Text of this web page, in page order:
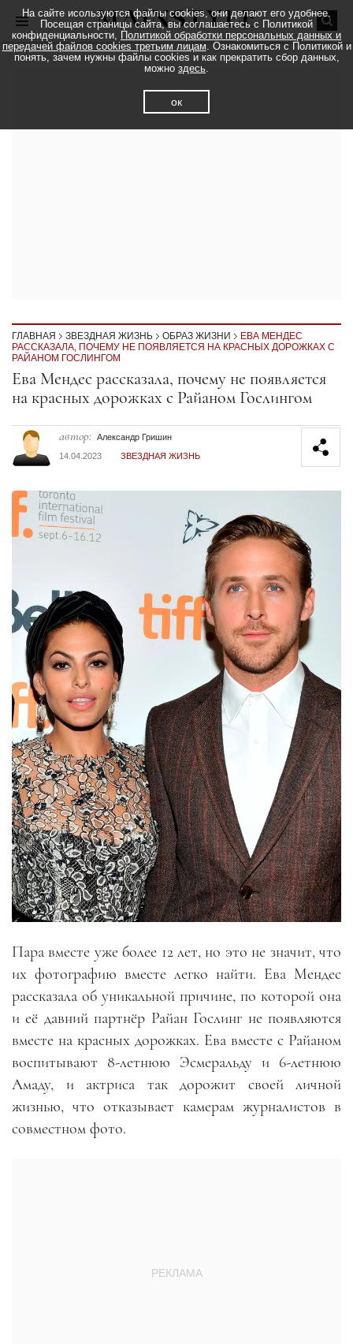
ГЛАВНАЯ ЗВЕЗДНАЯ ЖИЗНЬ ОБРАЗ ЖИЗНИ
ЕВА МЕНДЕС
РАССКАЗАЛА, ПОЧЕМУ НЕ ПОЯВЛЯЕТСЯ НА КРАСНЫХ ДОРОЖКАХ С
РАЙАНОМ ГОСЛИНГОМ
Секция статей
Ева Мендес рассказала, почему не появляется
на красных дорожках с Райаном Гослингом
автор: Александр Гришин
14.04.2023
ЗВЕЗДНАЯ ЖИЗНЬ
Пара вместе уже более 12 лет, но это не значит, что
их фотографию вместе легко найти. Ева Мендес
рассказала об уникальной причине, по которой она
и её давний партнёр Райан Гослинг не появляются
вместе на красных дорожках. Ева вместе с Райаном
воспитывают 8-летнюю Эсмеральду и 6-летнюю
Амаду, и актриса так дорожит своей личной
жизнью, что отказывает камерам журналистов в
совместном фото.
На сайте исользуются файлы cookies, они делают его удобнее.
Посещая страницы сайта, вы соглашаетесь с Политикой
конфиденциальности, Политикой обработки персональных данных и
передачей файлов cookies третьим лицам. Ознакомиться с Политикой и
понять, зачем нужны файлы cookies и как прекратить сбор данных,
можно здесь.
ок